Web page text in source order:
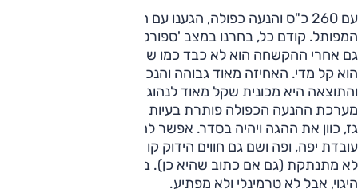
עם 260 כ"ס והנעה כפולה, הגענו עם הרבה ציפיות לכביש
המפותל. קודם כל, בחרנו במצב 'ספורט', שמוסיף משקל להגה.
גם אחרי ההקשחה הוא לא כבד כמו שרצינו, אבל במצב הרגיל
הוא קל מדי. האחיזה מאוד גבוהה והנכונות לפנות טובה וברורה,
והתוצאה היא מכונית שקל מאוד לנהוג אותה מהר מאוד. בנוסף,
מערכת ההנעה הכפולה פותרת בעיות ולא מסבכת אותן — שים
גז, כוון את ההגה ויהיה בסדר. אפשר להרגיש את ההנעה הכפולה
עובדת יפה, ופה ושם גם חווים הידוק קו עדין, לא מעבר, והבקרה
לא מתנתקת (גם אם כתוב שהיא כן). בעומס כבד מורגש תת
היגוי, אבל לא טרמינלי ולא מפתיע.